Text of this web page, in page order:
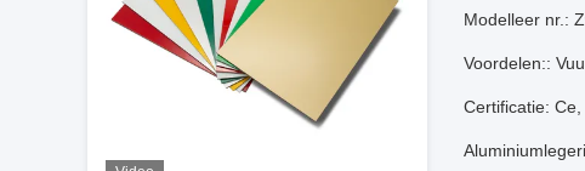
Modelleer nr.:
Voordelen::
Certificatie: Ce,